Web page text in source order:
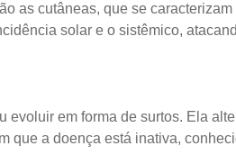
as cutâneas, que se
solar e o sistêmico,
evoluir em forma de surtos. Ela
que a doença está inativa,